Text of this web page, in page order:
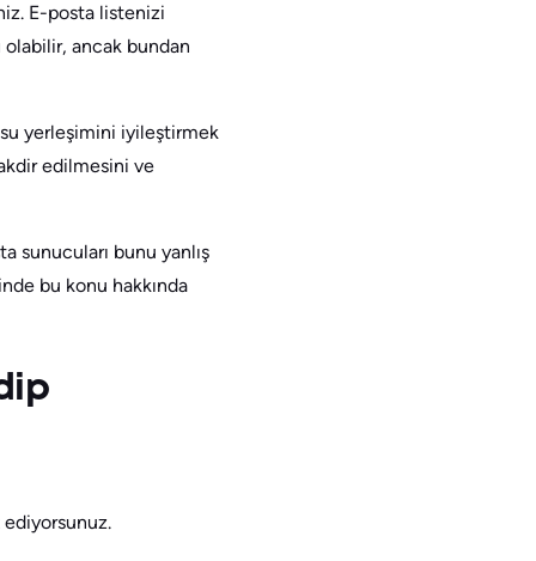
E-posta listenizi
ancak bundan
yerleşimini iyileştirmek
edilmesini ve
sunucuları bunu yanlış
bu konu hakkında
ediyorsunuz.